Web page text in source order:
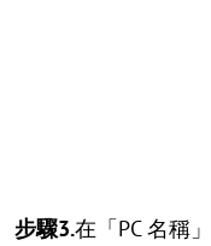
步驟3.在「PC 名稱